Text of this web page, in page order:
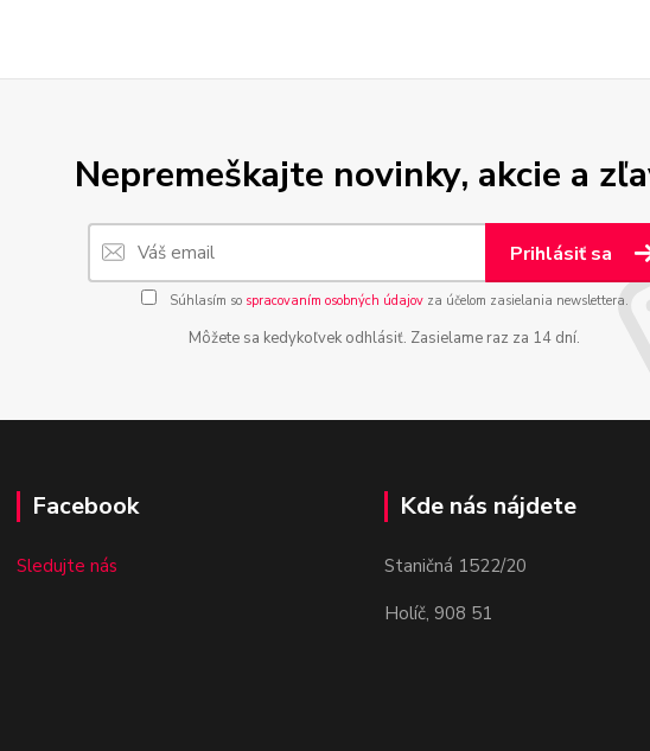
Nepremeškajte novinky, akcie a
Prihlásiť sa
Súhlasím so spracovaním osobných údajovza účelom zasielania newslettera.
Môžete sa kedykoľvek odhlásiť. Zasielame raz za 14 dní.
Facebook
Sledujte nás
Kde nás nájdete
Staničná 1522/20
Holíč, 908 51